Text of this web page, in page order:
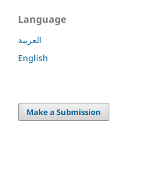
Language
العربية
English
Make a Submission